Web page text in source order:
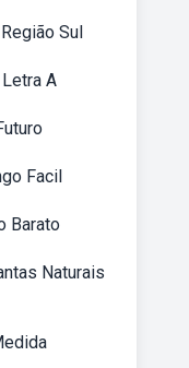
Sul
A
Facil
Barato
Naturais